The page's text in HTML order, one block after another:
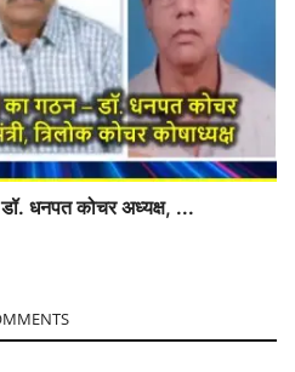
डॉ. धनपत कोचर अध्यक्ष, ...